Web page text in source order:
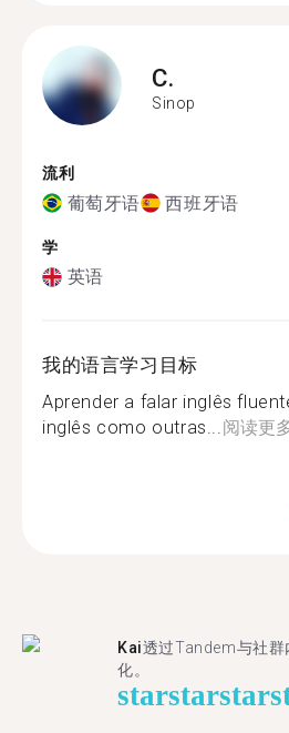
C.
Sinop
流利
葡萄牙语 西班牙语
学
英语
我的语言学习目标
Aprender a falar inglês
inglês como outras...阅读更
Kai透过Tandem与社群
化。
starstarstar